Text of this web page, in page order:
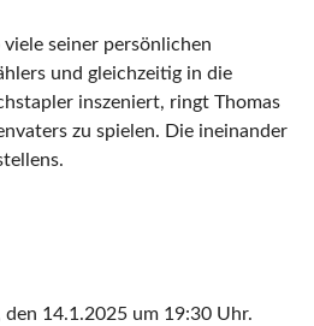
seiner persönlichen
und gleichzeitig in die
inszeniert, ringt Thomas
zu spielen. Die ineinander
14.1.2025 um 19:30 Uhr.